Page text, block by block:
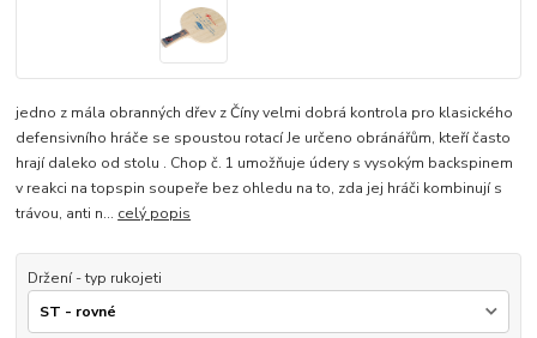
jedno z mála obranných dřev z Číny velmi dobrá kontrola pro klasického
defensivního hráče se spoustou rotací Je určeno obránářům, kteří často
hrají daleko od stolu . Chop č. 1 umožňuje údery s vysokým backspinem
v reakci na topspin soupeře bez ohledu na to, zda jej hráči kombinují s
trávou, anti n... celý popis
Držení - typ rukojeti